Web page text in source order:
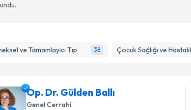
ve Tamamlayıcı Tıp 38 Çocuk Sağlığı ve
Op. Dr. Gülden Ballı
Genel Cerrahi